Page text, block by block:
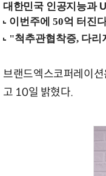
대한민국 인공지능과
브랜드엑스코퍼레이
고 10일 밝혔다.